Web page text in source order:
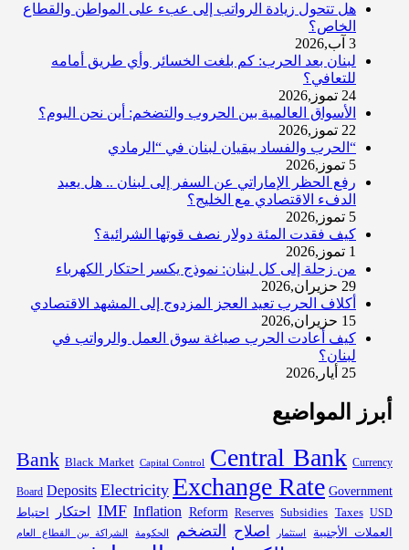
هل تتحول زيادة الرواتب إلى عبء على المواطن والقطاع
الخاص؟
3 آب,2026
لبنان بعد الحرب: كم بلغت الخسائر وأي طريق أمامه
للتعافي؟
24 تموز,2026
الأسواق العالمية بين الحروب والتضخم: أين نحن اليوم؟
22 تموز,2026
“الحرب والفساد يبقيان لبنان في “الرمادي
5 تموز,2026
رفع الحظر الإماراتي عن السفر إلى لبنان .. هل يعيد
الدفء الاقتصادي مع الخليج؟
5 تموز,2026
كيف فقدت المئة دولار نصف قوتها الشرائية؟
1 تموز,2026
من زحلة إلى كل لبنان: نموذج يكسر احتكار الكهرباء
29 حزيران,2026
أكلاف الحرب تعيد العجز المزدوج إلى المشهد الاقتصادي
15 حزيران,2026
كيف أعادت الحرب صياغة سوق العمل والرواتب في
لبنان؟
25 أيار,2026
أبرز المواضيع
Bank Black Market Capital Control Central Bank Currency
Board Deposits Electricity Exchange Rate Government
IMF Inflation Reform Reserves Subsidies Taxes USD احتكار
احتياط
العملات الأجنبية
استثمار اصلاح التضخم الحكومة الشراكة بين القطاع العام